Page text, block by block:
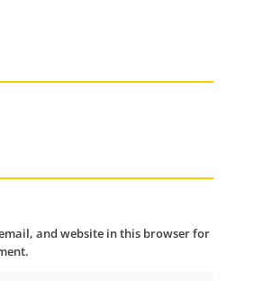
and website in this browser for